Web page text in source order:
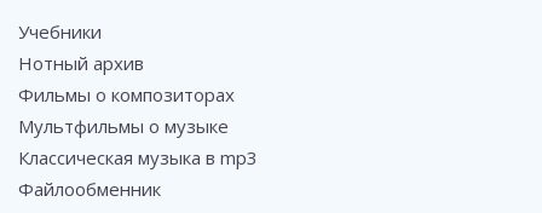
Учебники
Нотный архив
Фильмы о композиторах
Мультфильмы о музыке
Классическая музыка в mp3
Файлообменник